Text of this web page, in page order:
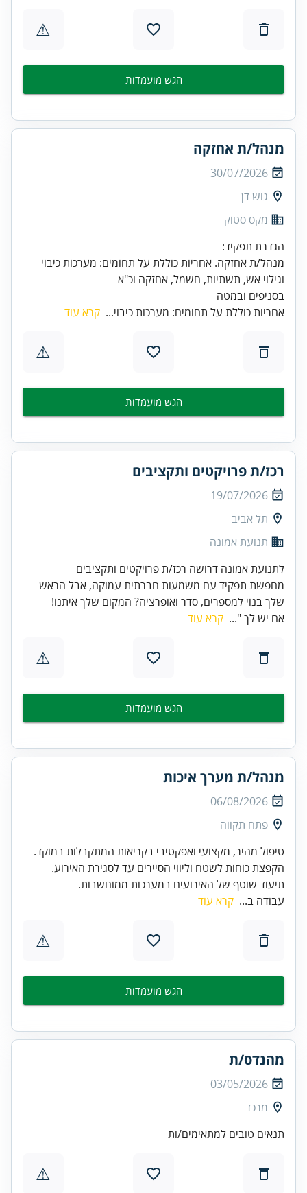
⚠
הגש מועמדות
מנהל/ת אחזקה
30/07/2026
גוש דן
מקס סטוק
מנהל/ת אחזקה. אחריות כוללת על תחומים: מערכות כיבוי
בסניפים ובמטה
אחריות כוללת על תחומים: מערכות כיבוי... קרא עוד
⚠
הגש מועמדות
רכז/ת פרויקטים ותקציבים
19/07/2026
תל אביב
תנועת אמונה
לתנועת אמונה דרושה רכז/ת פרויקטים ותקציבים
מחפשת תפקיד עם משמעות חברתית עמוקה, אבל הראש
שלך בנוי למספרים, סדר ואופרציה? המקום שלך איתנו!
אם יש לך "... קרא עוד
⚠
הגש מועמדות
מנהל/ת מערך איכות
06/08/2026
פתח תקווה
תיעוד שוטף של האירועים במערכות ממוחשבות.
עבודה ב... קרא עוד
⚠
הגש מועמדות
מהנדס/ת
03/05/2026
מרכז
תנאים טובים למתאימים/ות
⚠